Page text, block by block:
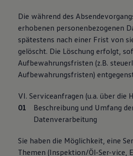
Die während des
erhobenen personenbezogenen
spätestens nach einer Frist von
gelöscht. Die Löschung erfolgt,
Aufbewahrungsfristen (z.B.
Aufbewahrungsfristen)
VI. Serviceanfragen (u.a. über die
Beschreibung und Umfang
Datenverarbeitung
Sie haben die Möglichkeit, eine
Themen (Inspektion/Öl-Ser-vice,